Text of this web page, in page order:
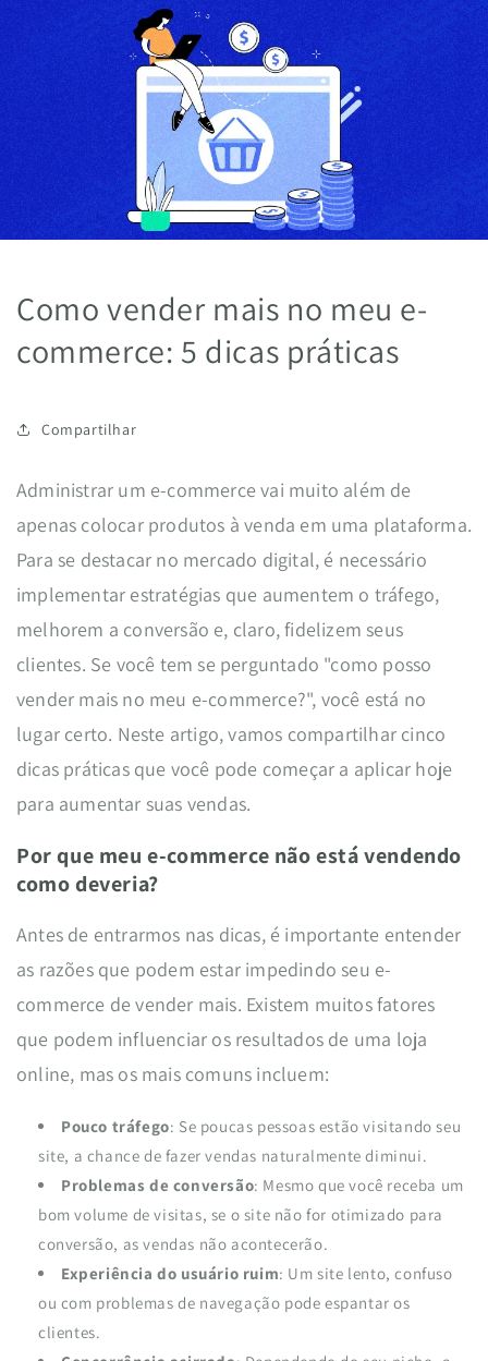
Como vender mais no meu e-
commerce: 5 dicas práticas
Compartilhar
Administrar um e-commerce vai muito além de
apenas colocar produtos à venda em uma plataforma.
Para se destacar no mercado digital, é necessário
implementar estratégias que aumentem o tráfego,
melhorem a conversão e, claro, fidelizem seus
clientes. Se você tem se perguntado "como posso
vender mais no meu e-commerce?", você está no
lugar certo. Neste artigo, vamos compartilhar cinco
dicas práticas que você pode começar a aplicar hoje
para aumentar suas vendas.
Por que meu e-commerce não está vendendo
como deveria?
Antes de entrarmos nas dicas, é importante entender
as razões que podem estar impedindo seu e-
commerce de vender mais. Existem muitos fatores
que podem influenciar os resultados de uma loja
online, mas os mais comuns incluem:
Pouco tráfego: Se poucas pessoas estão visitando seu
site, a chance de fazer vendas naturalmente diminui.
Problemas de conversão: Mesmo que você receba um
bom volume de visitas, se o site não for otimizado para
conversão, as vendas não acontecerão.
Experiência do usuário ruim: Um site lento, confuso
ou com problemas de navegação pode espantar os
clientes.